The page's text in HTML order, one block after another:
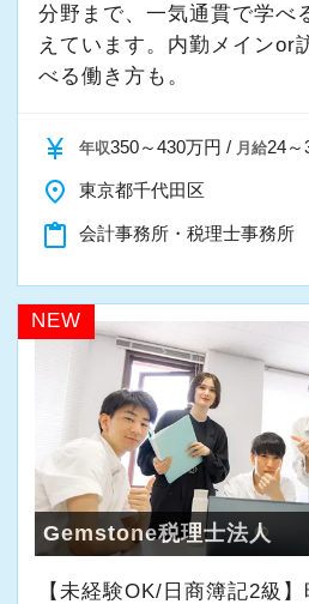
分野まで、一気通貫で学べ
えています。内勤メインor
べる働き方も。
currency_yen 年収350～430万円 / 月給24～
place 東京都千代田区
content_paste 会計事務所・税理士事務所
NEW
Gemstone税理士法人
【未経験OK/日商簿記2級